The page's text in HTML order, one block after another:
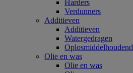
Harders
Verdunners
Additieven
Additieven
Watergedragen
Oplosmiddelhoudend
Olie en was
Olie en was